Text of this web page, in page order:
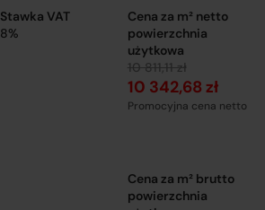
Stawka VAT
8%
Cena za m² netto
powierzchnia
użytkowa
10 811,11 zł
10 342,68 zł
Promocyjna cena netto
Cena za m² brutto
powierzchnia